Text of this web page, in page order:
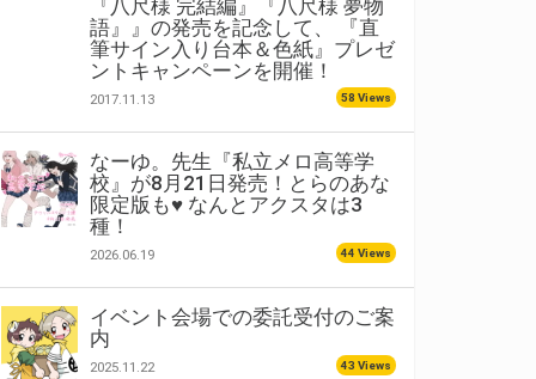
『八尺様 完結編』『八尺様 夢物
語』』の発売を記念して、 『直
筆サイン入り台本＆色紙』プレゼ
ントキャンペーンを開催！
2017.11.13 58 Views
なーゆ。先生『私立メロ高等学
校』が8月21日発売！とらのあな
限定版も♥ なんとアクスタは3
種！
2026.06.19 44 Views
イベント会場での委託受付のご案
内
2025.11.22 43 Views